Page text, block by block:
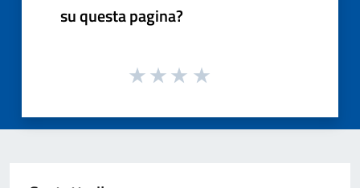
su questa pagina?